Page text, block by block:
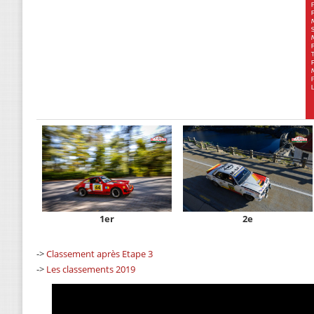
1er 2e
->Classement après Etape 3
-> Les classements 2019